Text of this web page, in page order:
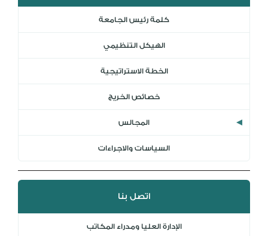
نظام التقييم السنوي
كلمة رئيس الجامعة
الهيكل التنظيمي
الخطة الاستراتيجية
خصائص الخريج
المجالس
السياسات والاجراءات
اتصل بنا
الإدارة العليا ومدراء المكاتب